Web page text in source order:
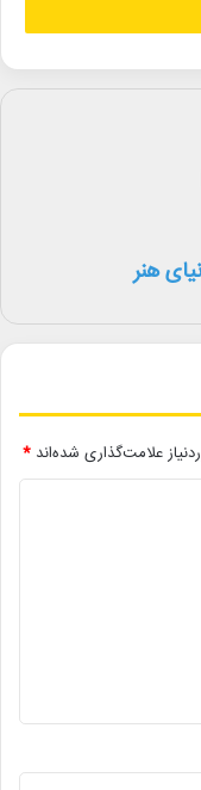
شکوری مقدم، حسین
و سیدرامین موسوی
انتخاب شدند.
حیدری به عنوان
صنف را برعهده
خانگی را در کارنامه
کپی
هنر
علامت‌گذاری شده‌اند *